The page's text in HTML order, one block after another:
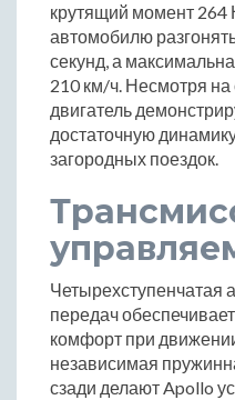
крутящий момент 264
автомобилю
секунд, а
210 км/ч. Несмотря на
двигатель
достаточную
загородных поездок.
Четырехступенчатая
передач
комфорт при
независимая
сзади делают Apollo